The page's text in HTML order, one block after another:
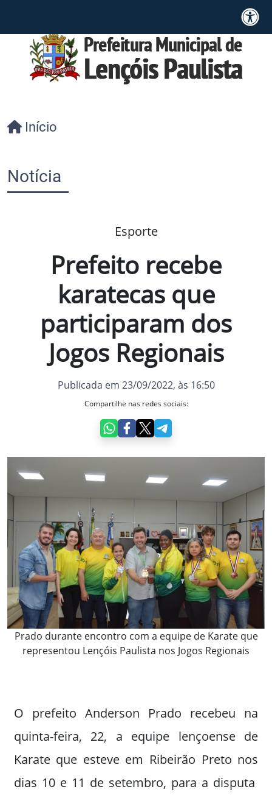
Início
Notícia
Esporte
Prefeito recebe
karatecas que
participaram dos
Jogos Regionais
Publicada em 23/09/2022, às 16:50
Compartilhe nas redes sociais:
Prado durante encontro com a equipe de Karate que
representou Lençóis Paulista nos Jogos Regionais
O prefeito Anderson Prado recebeu na
quinta-feira, 22, a equipe lençoense de
Karate que esteve em Ribeirão Preto nos
dias 10 e 11 de setembro, para a disputa